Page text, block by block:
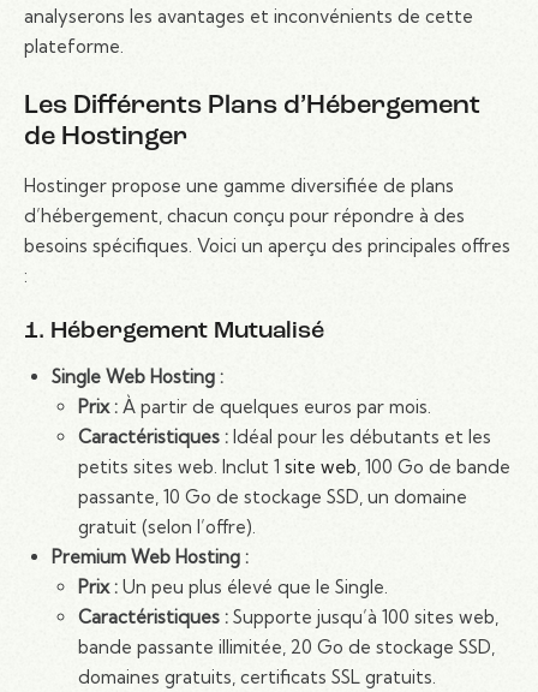
analyserons les avantages et inconvénients de cette
plateforme.
Les Différents Plans d’Hébergement
de Hostinger
Hostinger propose une gamme diversifiée de plans
d’hébergement, chacun conçu pour répondre à des
besoins spécifiques. Voici un aperçu des principales offres
:
1. Hébergement Mutualisé
Single Web Hosting :
Prix : À partir de quelques euros par mois.
Caractéristiques : Idéal pour les débutants et les
petits sites web. Inclut 1 site web, 100 Go de bande
passante, 10 Go de stockage SSD, un domaine
gratuit (selon l’offre).
Premium Web Hosting :
Prix : Un peu plus élevé que le Single.
Caractéristiques : Supporte jusqu’à 100 sites web,
bande passante illimitée, 20 Go de stockage SSD,
domaines gratuits, certificats SSL gratuits.